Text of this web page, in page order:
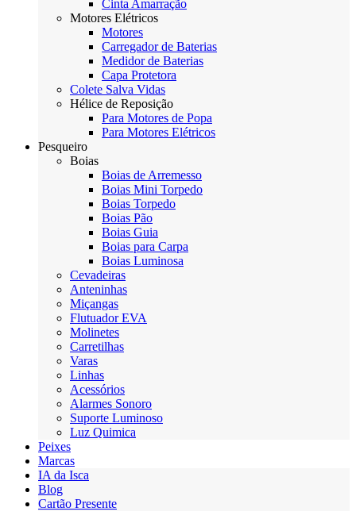
Cinta Amarração
Motores Elétricos
Motores
Carregador de Baterias
Medidor de Baterias
Capa Protetora
Colete Salva Vidas
Hélice de Reposição
Para Motores de Popa
Para Motores Elétricos
Pesqueiro
Boias
Boias de Arremesso
Boias Mini Torpedo
Boias Torpedo
Boias Pão
Boias Guia
Boias para Carpa
Boias Luminosa
Cevadeiras
Anteninhas
Miçangas
Flutuador EVA
Molinetes
Carretilhas
Varas
Linhas
Acessórios
Alarmes Sonoro
Suporte Luminoso
Luz Quimica
Peixes
Marcas
IA da Isca
Blog
Cartão Presente